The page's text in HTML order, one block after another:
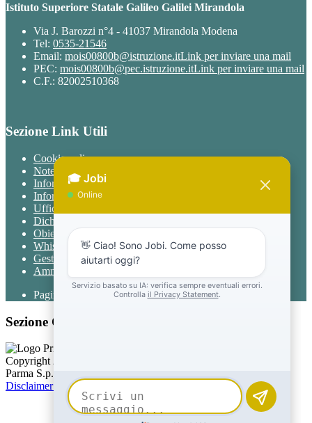
Istituto Superiore Statale Galileo Galilei Mirandola
Via J. Barozzi n°4 - 41037 Mirandola Modena
Tel: 0535-21546
Email: mois00800b@istruzione.itLink per inviare una mail
PEC: mois00800b@pec.istruzione.itLink per inviare una mail
C.F.: 82002510368
Sezione Link Utili
Cookie policy
Note legali
Informativa Privacy
Informativa Privacy chatbot Jobi
Ufficio Relazioni con il Pubblico
Dichiarazione di accessibilità
Obiettivi di accessibilità
Whistleblowing
Gestione consensi cookie
Amministrazione trasparente
Pagina visualizzata999volte
Sezione Copyright
Copyright 2026 | Engineered and powered by Gruppo Spaggiari
Parma S.p.A. | Divisione Publishing & New Social Media
Disclaimer trattamento dati personali